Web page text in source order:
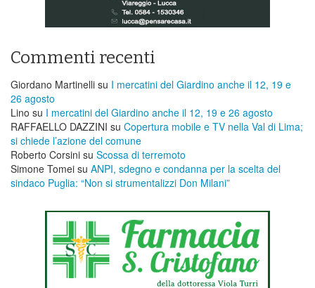
Commenti recenti
Giordano Martinelli su I mercatini del Giardino anche il 12, 19 e
26 agosto
Lino su I mercatini del Giardino anche il 12, 19 e 26 agosto
RAFFAELLO DAZZINI su ​Copertura mobile e TV nella Val di Lima;
si chiede l’azione del comune
Roberto Corsini su Scossa di terremoto
Simone Tomei su ANPI, sdegno e condanna per la scelta del
sindaco Puglia: “Non si strumentalizzi Don Milani”